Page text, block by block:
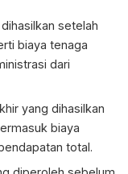
setelah
biaya tenaga
dari
yang dihasilkan
biaya
total.